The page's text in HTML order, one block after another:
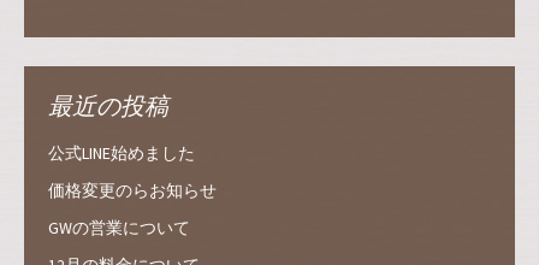
最近の投稿
公式LINE始めました
価格変更のらお知らせ
GWの営業について